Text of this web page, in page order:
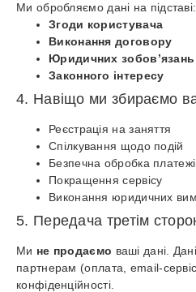
Ми обробляємо дані на підставі:
Згоди користувача
Виконання договору
Юридичних зобов’язань
Законного інтересу
4. Навіщо ми збираємо
Реєстрація на заняття
Спілкування щодо подій
Безпечна обробка
Покращення сервісу
Виконання юридичних
5. Передача третім
Ми не продаємо ваші дані.
партнерам (оплата, email-
конфіденційності.